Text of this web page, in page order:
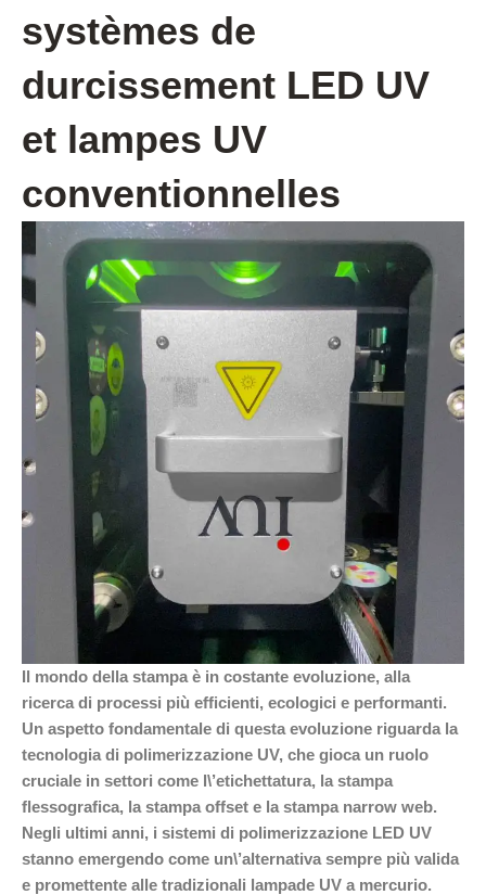
systèmes de
durcissement LED UV
et lampes UV
conventionnelles
Il mondo della stampa è in costante evoluzione, alla
ricerca di processi più efficienti, ecologici e performanti.
Un aspetto fondamentale di questa evoluzione riguarda la
tecnologia di polimerizzazione UV, che gioca un ruolo
cruciale in settori come l\’etichettatura, la stampa
flessografica, la stampa offset e la stampa narrow web.
Negli ultimi anni, i sistemi di polimerizzazione LED UV
stanno emergendo come un\’alternativa sempre più valida
e promettente alle tradizionali lampade UV a mercurio.